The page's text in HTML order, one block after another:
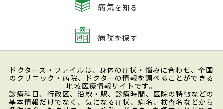
病気を知る
病院を探す
ドクターズ・ファイルは、身体の症状・悩みに合わせ、全国
のクリニック・病院、ドクターの情報を調べることができる
地域医療情報サイトです。
診療科目、行政区、沿線・駅、診療時間、医院の特徴などの
基本情報だけでなく、気になる症状、病名、検査名などから